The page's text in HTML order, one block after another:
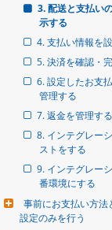
3. 配送と支払い
示する
4. 支払い情報を
5. 決済を確認・
6. 設定したお支
管理する
7. 返金を管理する
8. インテグレー
ストをする
9. インテグレー
番環境にする
事前にお支払い方法
設定のみを行う